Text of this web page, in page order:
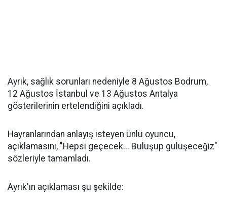
Ayrık, sağlık sorunları nedeniyle 8 Ağustos Bodrum,
12 Ağustos İstanbul ve 13 Ağustos Antalya
gösterilerinin ertelendiğini açıkladı.
Hayranlarından anlayış isteyen ünlü oyuncu,
açıklamasını, "Hepsi geçecek... Buluşup gülüşeceğiz"
sözleriyle tamamladı.
Ayrık'ın açıklaması şu şekilde: